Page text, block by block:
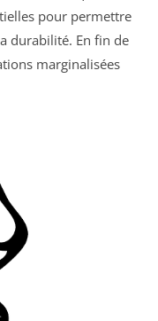
pour permettre
durabilité. En fin de
marginalisées